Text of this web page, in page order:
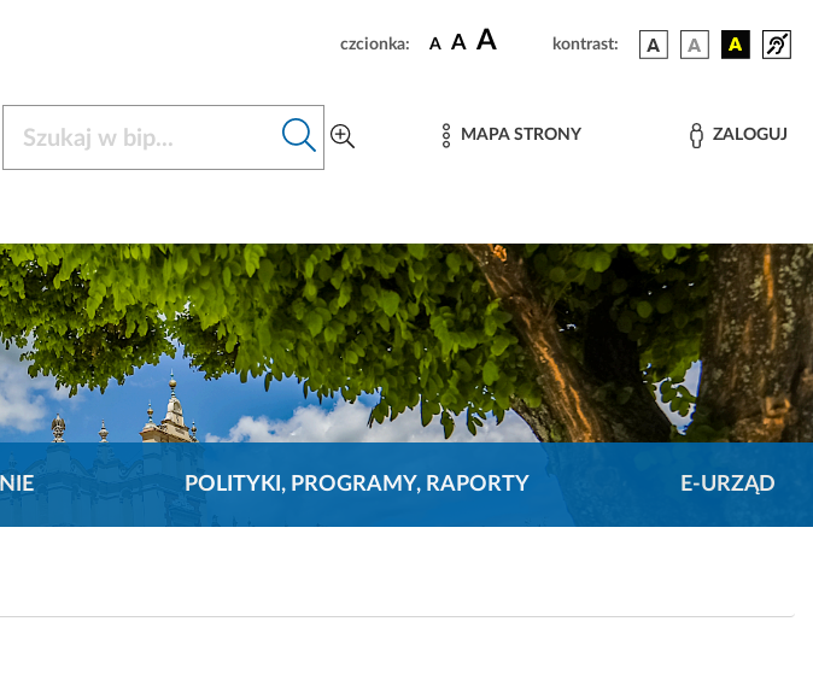
czcionka: A A A kontrast:
MAPA STRONY ZALOGUJ
POLITYKI, PROGRAMY, RAPORTY E-URZĄD